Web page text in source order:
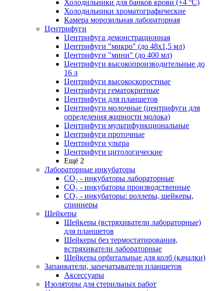
Холодильники для банков крови (+4 °С)
Холодильники хроматографические
Камера морозильная лабораторная
Центрифуги
Центрифуга демонстрационная
Центрифуги "микро" (до 48x1,5 мл)
Центрифуги "мини" (до 400 мл)
Центрифуги высокопроизводительные до
16 л
Центрифуги высокоскоростные
Центрифуги гематокритные
Центрифуги для планшетов
Центрифуги молочные (центрифуги для
определения жирности молока)
Центрифуги мультифункциональные
Центрифуги проточные
Центрифуги ультра
Центрифуги цитологические
Ещё 2
Лабораторные инкубаторы
СО₂ - инкубаторы лабораторные
СО₂ - инкубаторы производственные
СО₂ - инкубаторы: роллеры, шейкеры,
спиннеры
Шейкеры
Шейкеры (встряхиватели лабораторные)
для планшетов
Шейкеры без термостатирования,
встряхиватели лабораторные
Шейкеры орбитальные для колб (качалки)
Запаиватели, запечатыватели планшетов
Аксессуары
Изоляторы для стерильных работ